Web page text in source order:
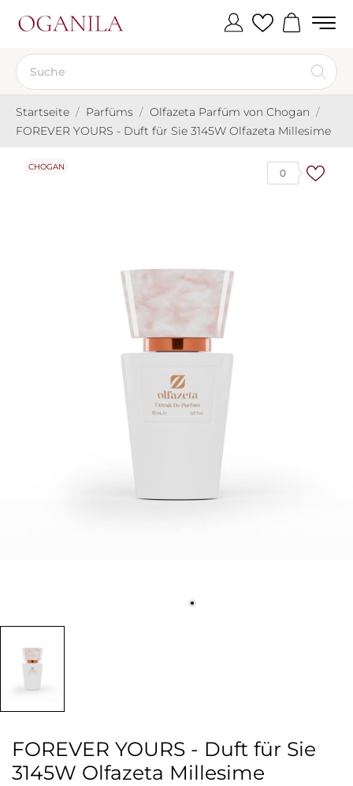
Startseite Parfüms
Olfazeta Parfüm von Chogan
FOREVER YOURS - Duft für Sie 3145W Olfazeta Millesime
0
CHOGAN
FOREVER YOURS - Duft für Sie
3145W Olfazeta Millesime